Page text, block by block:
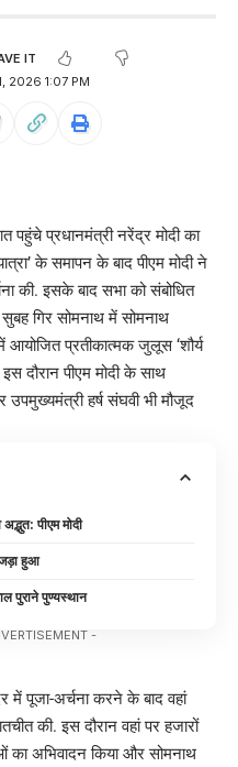
2026 1:07 PM
पहुंचे प्रधानमंत्री नरेंद्र मोदी का
के समापन के बाद पीएम मोदी ने
की. इसके बाद सभा को संबोधित
सुबह गिर सोमनाथ में सोमनाथ
आयोजित प्रतीकात्मक जुलूस ‘शौर्य
इस दौरान पीएम मोदी के साथ
हर्ष संघवी भी मौजूद
पीएम मोदी
जड़ा हुआ
पुराने पुण्यस्थान
-
में पूजा-अर्चना करने के बाद वहां
की. इस दौरान वहां पर हजारों
का अभिवादन किया और सोमनाथ